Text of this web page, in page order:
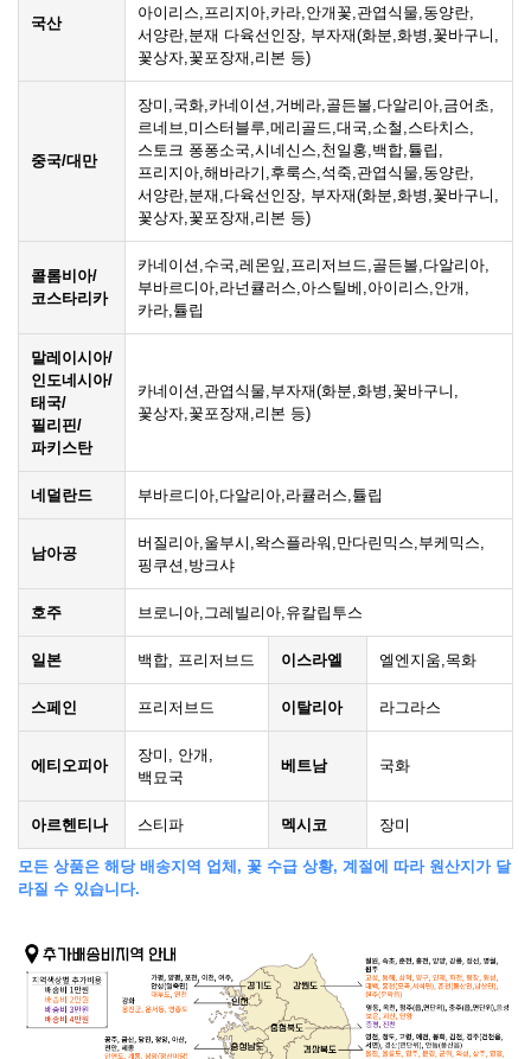
국산
아이리스,프리지아,카라,안개꽃,관엽식물,동양란,
서양란,분재 다육선인장, 부자재(화분,화병,꽃바구니,
꽃상자,꽃포장재,리본 등)
중국/대만
장미,국화,카네이션,거베라,골든볼,다알리아,금어초,
르네브,미스터블루,메리골드,대국,소철,스타치스,
스토크 퐁퐁소국,시네신스,천일홍,백합,튤립,
프리지아,해바라기,후룩스,석죽,관엽식물,동양란,
서양란,분재,다육선인장, 부자재(화분,화병,꽃바구니,
꽃상자,꽃포장재,리본 등)
콜롬비아/
코스타리카
카네이션,수국,레몬잎,프리저브드,골든볼,다알리아,
부바르디아,라넌큘러스,아스틸베,아이리스,안개,
카라,튤립
말레이시아/
인도네시아/
태국/
필리핀/
파키스탄
카네이션,관엽식물,부자재(화분,화병,꽃바구니,
꽃상자,꽃포장재,리본 등)
네덜란드 부바르디아,다알리아,라큘러스,튤립
남아공
버질리아,울부시,왁스플라워,만다린믹스,부케믹스,
핑쿠션,방크샤
호주 브로니아,그레빌리아,유칼립투스
일본 백합, 프리저브드 이스라엘 엘엔지움,목화
스페인 프리저브드 이탈리아 라그라스
에티오피아
장미, 안개,
백묘국
베트남 국화
아르헨티나 스티파 멕시코 장미
모든 상품은 해당 배송지역 업체, 꽃 수급 상황, 계절에 따라 원산지가 달
라질 수 있습니다.